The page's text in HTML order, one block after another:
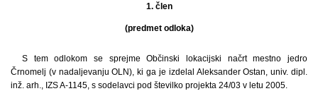
1. člen
(predmet odloka)
S tem odlokom se sprejme Občinski lokacijski načrt mestno jedro
Črnomelj (v nadaljevanju OLN), ki ga je izdelal Aleksander Ostan, univ. dipl.
inž. arh., IZS A-1145, s sodelavci pod številko projekta 24/03 v letu 2005.